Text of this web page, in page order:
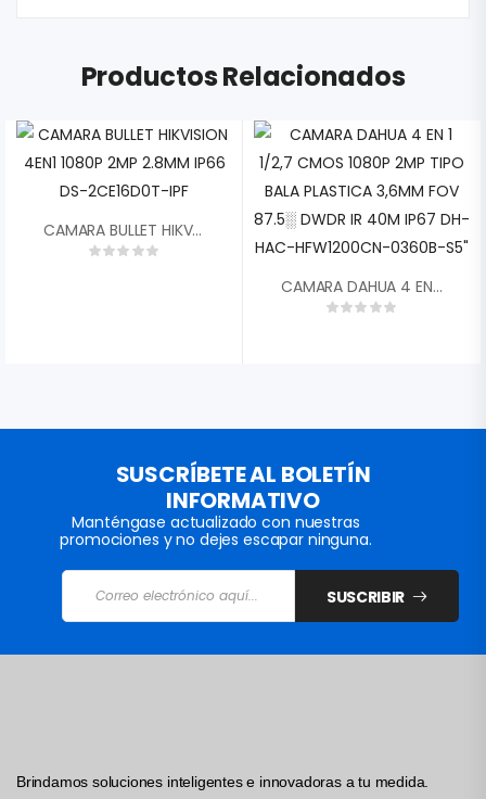
Productos Relacionados
CAMARA BULLET HIKVISION 4EN1 1080P 2MP 2.8MM IP66 DS-2CE16D0T-IPF
CAMARA DAHUA 4 EN 1 1/2,7 CMOS 1080P 2MP TIPO BALA PLASTICA 3,6MM FOV 87.5░ DWDR IR 40M IP67 DH-HAC-HFW1200CN-0360B-S5″
SUSCRÍBETE AL BOLETÍN
INFORMATIVO
Manténgase actualizado con nuestras
promociones y no dejes escapar ninguna.
SUSCRIBIR
Brindamos soluciones inteligentes e innovadoras a tu medida.